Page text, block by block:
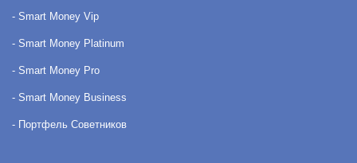
- Smart Money Vip
- Smart Money Platinum
- Smart Money Pro
- Smart Money Business
- Портфель Советников